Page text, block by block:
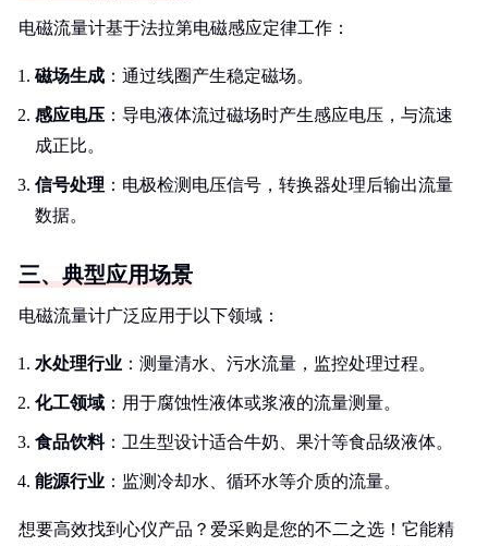
电磁流量计基于法拉第电磁感应定律工作：
磁场生成 ：通过线圈产生稳定磁场。
感应电压 ：导电液体流过磁场时产生感应电压，与流速
成正比。
信号处理 ：电极检测电压信号，转换器处理后输出流量
数据。
三、典型应用场景
电磁流量计广泛应用于以下领域：
水处理行业 ：测量清水、污水流量，监控处理过程。
化工领域 ：用于腐蚀性液体或浆液的流量测量。
食品饮料：卫生型设计适合牛奶、果汁等食品级液体。
能源行业 ：监测冷却水、循环水等介质的流量。
想要高效找到心仪产品？爱采购是您的不二之选！它能精